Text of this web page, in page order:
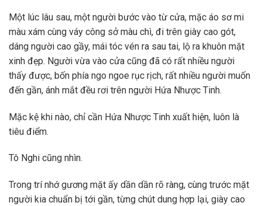
Một lúc lâu sau, một người bước vào từ cửa, mặc áo sơ mi
màu xám cùng váy công sở màu chì, đi trên giày cao gót,
dáng người cao gầy, mái tóc vén ra sau tai, lộ ra khuôn mặt
xinh đẹp. Người vừa vào cửa cũng đã có rất nhiều người
thấy được, bốn phía ngo ngoe rục rịch, rất nhiều người muốn
đến gần, ánh mắt đều rơi trên người Hứa Nhược Tinh.
Mặc kệ khi nào, chỉ cần Hứa Nhược Tinh xuất hiện, luôn là
tiêu điểm.
Tô Nghi cũng nhìn.
Trong trí nhớ gương mặt ấy dần dần rõ ràng, cùng trước mặt
người kia chuẩn bị tới gần, từng chút dung hợp lại, giày cao